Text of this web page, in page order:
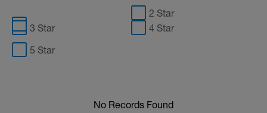
2 Star
3 Star
4 Star
5 Star
No Records Found